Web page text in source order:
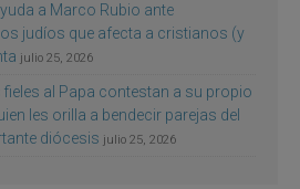
a Marco Rubio ante
judíos que afecta a cristianos (y
julio 25, 2026
al Papa contestan a su propio
les orilla a bendecir parejas del
diócesis julio 25, 2026